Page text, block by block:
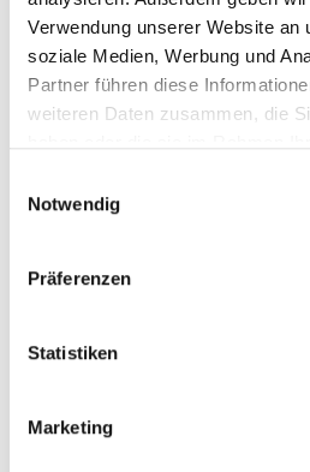
Verwendung unserer Website an
soziale Medien, Werbung und
Partner führen diese
weiteren Daten zusammen, die
unsererDatenschutzerklärung.
Notwendig
Präferenzen
Statistiken
Marketing